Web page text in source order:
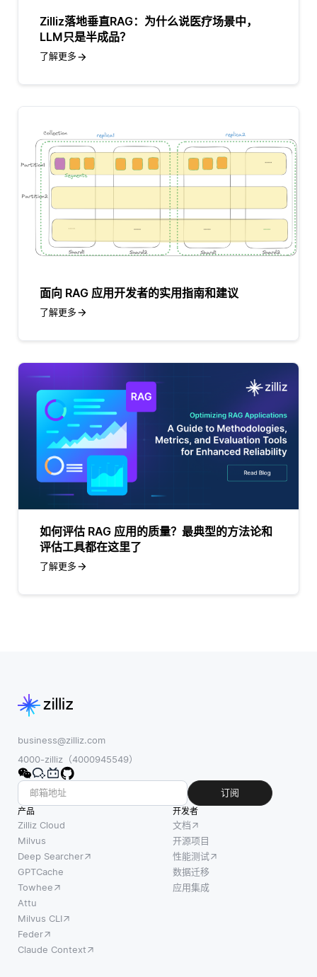
Zilliz落地垂直RAG：为什么说医疗场景中，
LLM只是半成品？
了解更多
面向 RAG 应用开发者的实用指南和建议
了解更多
如何评估 RAG 应用的质量？最典型的方法论和
评估工具都在这里了
了解更多
business@zilliz.com
4000-zilliz（4000945549）
订阅
产品
Zilliz Cloud
Milvus
Deep Searcher
GPTCache
Towhee
Attu
Milvus CLI
Feder
Claude Context
开发者
文档
开源项目
性能测试
数据迁移
应用集成